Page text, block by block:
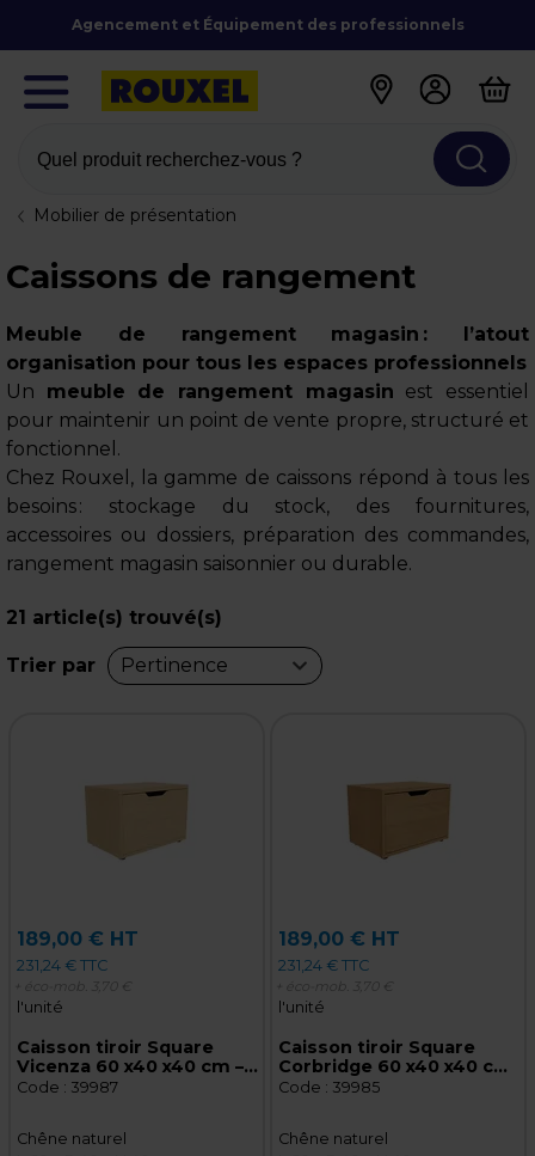
Agencement et Équipement des professionnels
Quel produit recherchez-vous ?
Mobilier de présentation
Caissons de rangement
Meuble de rangement magasin : l’atout
organisation pour tous les espaces professionnels
Un meuble de rangement magasin est essentiel
pour maintenir un point de vente propre, structuré et
fonctionnel.
Chez Rouxel, la gamme de caissons répond à tous les
besoins : stockage du stock, des fournitures,
accessoires ou dossiers, préparation des commandes,
rangement magasin saisonnier ou durable.
21 article(s) trouvé(s)
Trier par Pertinence
189,00 € HT
231,24 € TTC
+ éco-mob. 3,70 €
l'unité
Caisson tiroir Square
Vicenza 60 x40 x40 cm –
Meuble de rangement
Code : 39987
Chêne naturel
189,00 € HT
231,24 € TTC
+ éco-mob. 3,70 €
l'unité
Caisson tiroir Square
Corbridge 60 x40 x40 cm
– Meuble de rangement
Code : 39985
Chêne naturel